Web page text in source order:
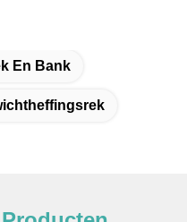
En Bank